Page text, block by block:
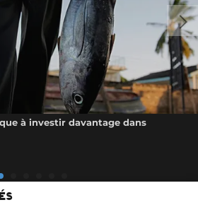
à investir davantage dans